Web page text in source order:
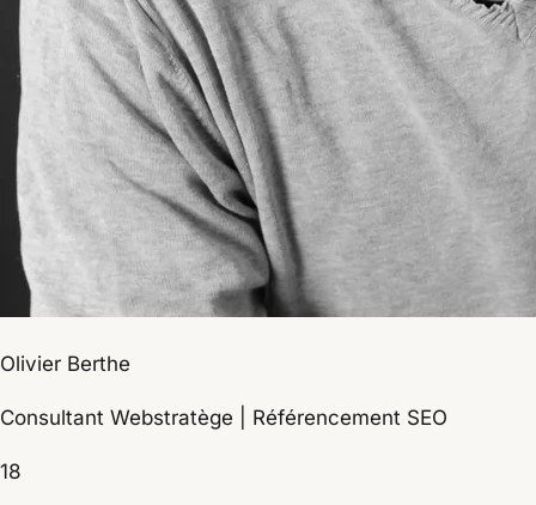
Olivier Berthe
Consultant Webstratège | Référencement SEO
18